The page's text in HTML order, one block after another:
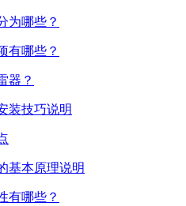
为哪些？
有哪些？
器？
装技巧说明
基本原理说明
有哪些？